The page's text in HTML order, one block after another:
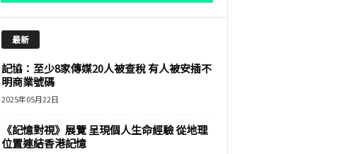
最新
記協：至少8家傳媒20人被查稅 有人被安插不
明商業號碼
2025年05月22日
《記憶對視》展覽 呈現個人生命經驗 從地理
位置連結香港記憶